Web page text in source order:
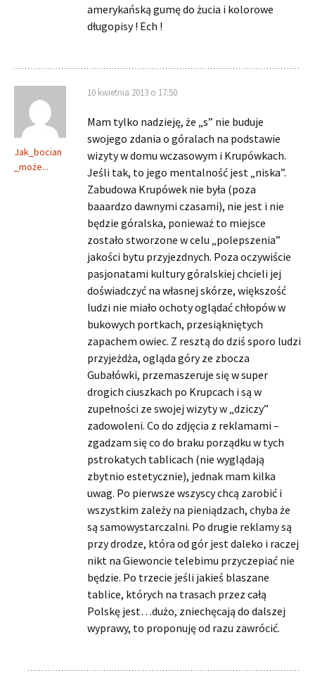
amerykańską gumę do żucia i kolorowe
długopisy ! Ech !
Jak_bocian
_może...
10 kwietnia 2013 o 17:50
Mam tylko nadzieję, że „s” nie buduje
swojego zdania o góralach na podstawie
wizyty w domu wczasowym i Krupówkach.
Jeśli tak, to jego mentalność jest „niska”.
Zabudowa Krupówek nie była (poza
baaardzo dawnymi czasami), nie jest i nie
będzie góralska, ponieważ to miejsce
zostało stworzone w celu „polepszenia”
jakości bytu przyjezdnych. Poza oczywiście
pasjonatami kultury góralskiej chcieli jej
doświadczyć na własnej skórze, większość
ludzi nie miało ochoty oglądać chłopów w
bukowych portkach, przesiąkniętych
zapachem owiec. Z resztą do dziś sporo ludzi
przyjeżdża, ogląda góry ze zbocza
Gubałówki, przemaszeruje się w super
drogich ciuszkach po Krupcach i są w
zupełności ze swojej wizyty w „dziczy”
zadowoleni. Co do zdjęcia z reklamami –
zgadzam się co do braku porządku w tych
pstrokatych tablicach (nie wyglądają
zbytnio estetycznie), jednak mam kilka
uwag. Po pierwsze wszyscy chcą zarobić i
wszystkim zależy na pieniądzach, chyba że
są samowystarczalni. Po drugie reklamy są
przy drodze, która od gór jest daleko i raczej
nikt na Giewoncie telebimu przyczepiać nie
będzie. Po trzecie jeśli jakieś blaszane
tablice, których na trasach przez całą
Polskę jest…dużo, zniechęcają do dalszej
wyprawy, to proponuję od razu zawrócić.